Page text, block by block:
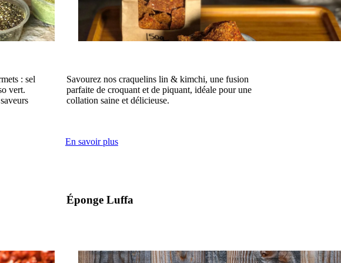
: sel
vert.
Savourez nos craquelins lin & kimchi, une fusion
parfaite de croquant et de piquant, idéale pour une
collation saine et délicieuse.
En savoir plus
Éponge Luffa